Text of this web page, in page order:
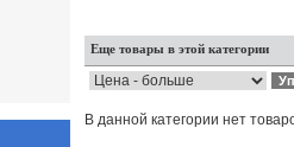
Еще товары в этой категории
В данной категории нет